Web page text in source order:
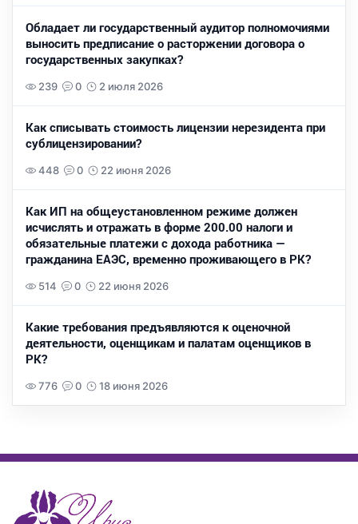
Обладает ли государственный аудитор полномочиями
выносить предписание о расторжении договора о
государственных закупках?
239 0 2 июля 2026
Как списывать стоимость лицензии нерезидента при
сублицензировании?
448 0 22 июня 2026
Как ИП на общеустановленном режиме должен
исчислять и отражать в форме 200.00 налоги и
обязательные платежи с дохода работника —
гражданина ЕАЭС, временно проживающего в РК?
514 0 22 июня 2026
Какие требования предъявляются к оценочной
деятельности, оценщикам и палатам оценщиков в
РК?
776 0 18 июня 2026